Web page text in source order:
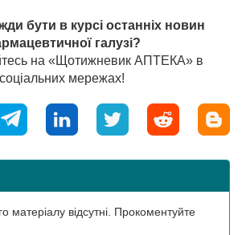
бути в курсі останніх новин
галузі?
на «Щотижневик АПТЕКА» в
соціальних мережах!
матеріалу відсутні. Прокоментуйте